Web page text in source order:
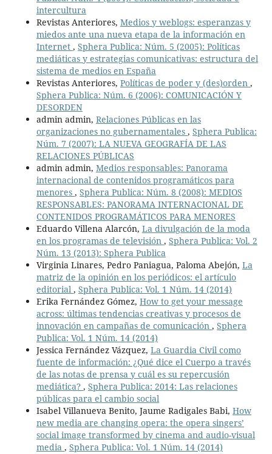
intercultura
Revistas Anteriores, Medios y weblogs: esperanzas y
miedos ante una nueva etapa de la información en
Internet , Sphera Publica: Núm. 5 (2005): Políticas
mediáticas y estrategias comunicativas: estructura del
sistema de medios en España
Revistas Anteriores, Políticas de poder y (des)orden ,
Sphera Publica: Núm. 6 (2006): COMUNICACIÓN Y
DESORDEN
admin admin, Relaciones Públicas en las
organizaciones no gubernamentales , Sphera Publica:
Núm. 7 (2007): LA NUEVA GEOGRAFÍA DE LAS
RELACIONES PÚBLICAS
admin admin, Medios responsables: Panorama
internacional de contenidos programáticos para
menores , Sphera Publica: Núm. 8 (2008): MEDIOS
RESPONSABLES: PANORAMA INTERNACIONAL DE
CONTENIDOS PROGRAMÁTICOS PARA MENORES
Eduardo Villena Alarcón, La divulgación de la moda
en los programas de televisión , Sphera Publica: Vol. 2
Núm. 13 (2013): Sphera Publica
Virginia Linares, Pedro Paniagua, Paloma Abejón, La
matriz de la opinión en los periódicos: el artículo
editorial , Sphera Publica: Vol. 1 Núm. 14 (2014)
Erika Fernández Gómez, How to get your message
across: últimas tendencias creativas y procesos de
innovación en campañas de comunicación , Sphera
Publica: Vol. 1 Núm. 14 (2014)
Jessica Fernández Vázquez, La Guardia Civil como
fuente de información: ¿Qué dice el Cuerpo a través
de las notas de prensa y cuál es su repercusión
mediática? , Sphera Publica: 2014: Las relaciones
públicas para el cambio social
Isabel Villanueva Benito, Jaume Radigales Babi, How
new media are changing opera: the opera singers’
social image transformed by cinema and audio-visual
media , Sphera Publica: Vol. 1 Núm. 14 (2014)